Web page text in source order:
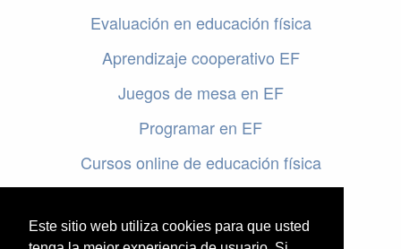
Este sitio web utiliza cookies para que usted
Evaluación en educación física
Aprendizaje cooperativo EF
Juegos de mesa en EF
Programar en EF
Cursos online de educación física